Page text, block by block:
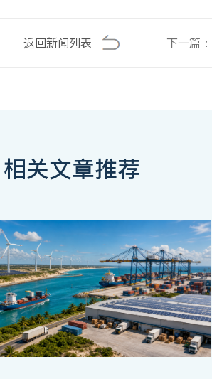
返回新闻列表 下一篇：
相关文章推荐